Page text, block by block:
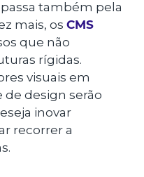
também pela
mais, os CMS
que não
rígidas.
visuais em
design serão
inovar
recorrer a